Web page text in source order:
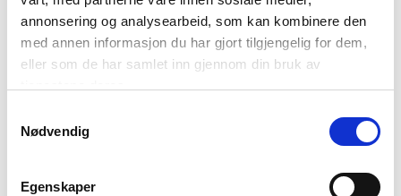
annonsering og analysearbeid, som kan kombinere den
med annen informasjon du har gjort tilgjengelig for dem,
eller som de har samlet inn gjennom din bruk av
Nødvendig
Egenskaper
KJØP